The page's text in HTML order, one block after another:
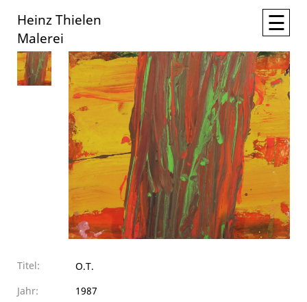
Heinz Thielen
Malerei
☰
Titel:
O.T.
Jahr:
1987